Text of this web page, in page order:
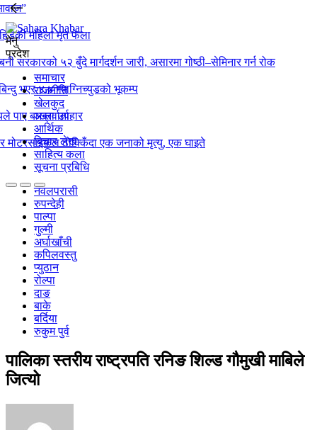
महिला मृत फेला
सरकारको ५२ बुँदे मार्गदर्शन जारी, असारमा गोष्ठी–सेमिनार गर्न रोक
भएर ४.४ म्याग्निच्युडको भूकम्प
पाए बाख्रा उपहार
र मोटरसाइकल ठोक्किँदा एक जनाको मृत्यु, एक घाइते
मेनु
प्रदेश
समाचार
राजनीति
खेलकुद
अन्तर्वार्ता
आर्थिक
बिचार लेख
साहित्य कला
सूचना प्रबिधि
नवलपरासी
रुपन्देही
पाल्पा
गुल्मी
अर्घाखाँची
कपिलवस्तु
प्युठान
रोल्पा
दाङ
बाके
बर्दिया
रुकुम पुर्व
पालिका स्तरीय राष्ट्रपति रनिङ शिल्ड गौमुखी माबिले
जित्यो